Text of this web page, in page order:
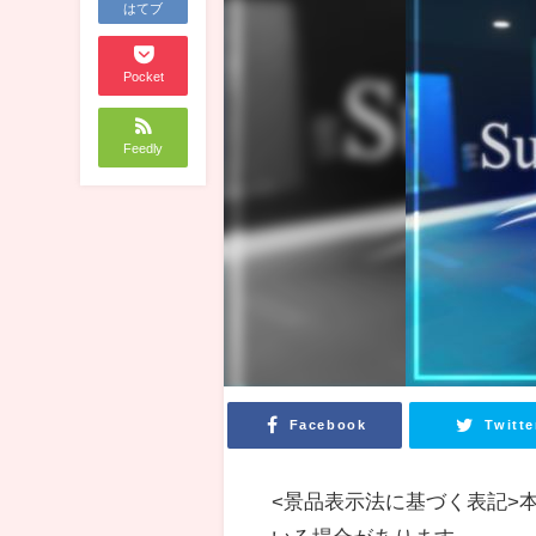
はてブ
Pocket
Feedly
Facebook
<景品表示法に基づく表記>